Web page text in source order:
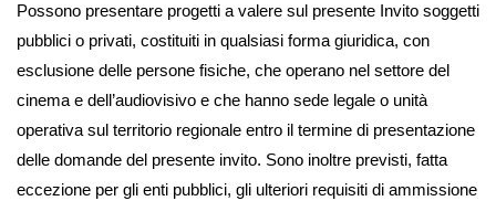
Possono presentare progetti a valere sul presente Invito soggetti
pubblici o privati, costituiti in qualsiasi forma giuridica, con
esclusione delle persone fisiche, che operano nel settore del
cinema e dell’audiovisivo e che hanno sede legale o unità
operativa sul territorio regionale entro il termine di presentazione
delle domande del presente invito. Sono inoltre previsti, fatta
eccezione per gli enti pubblici, gli ulteriori requisiti di ammissione